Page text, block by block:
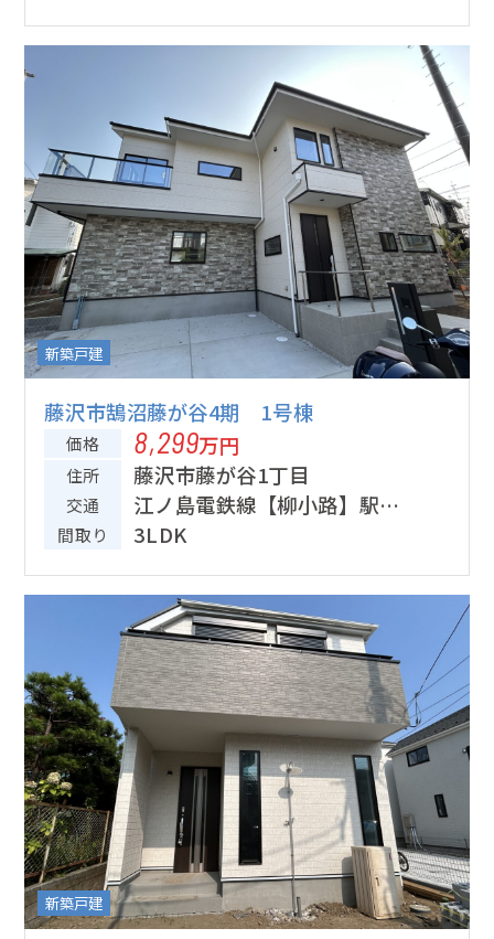
新築戸建
藤沢市鵠沼藤が谷4期 1号棟
価格 8,299万円
住所 藤沢市藤が谷1丁目
交通
江ノ島電鉄線【柳小路】駅徒
歩5分
間取り 3LDK
新築戸建